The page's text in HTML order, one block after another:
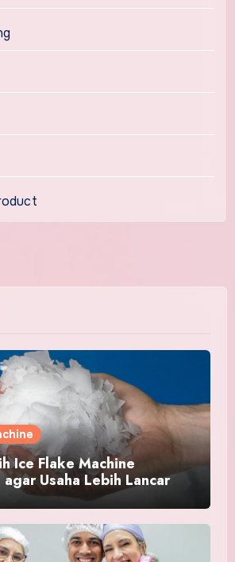
Ice Flake Machine
Usaha Lebih Lancar